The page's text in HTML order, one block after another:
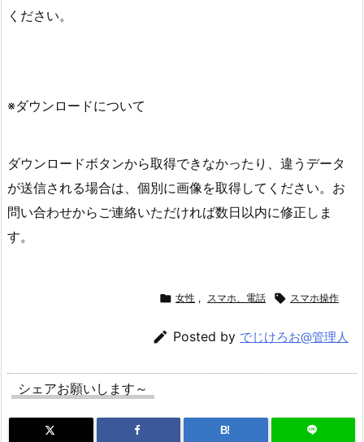
ください。
※ダウンロードについて
ダウンロードボタンから取得できなかったり、違うデータ
が送信される場合は、個別に画像を取得してください。お
問い合わせからご連絡いただければ数日以内に修正しま
す。
 女性 , スマホ、電話  スマホ操作
 Posted by でじけろお@管理人
シェアお願いします～
B!